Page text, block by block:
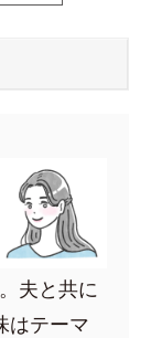
夫と共に
はテーマ